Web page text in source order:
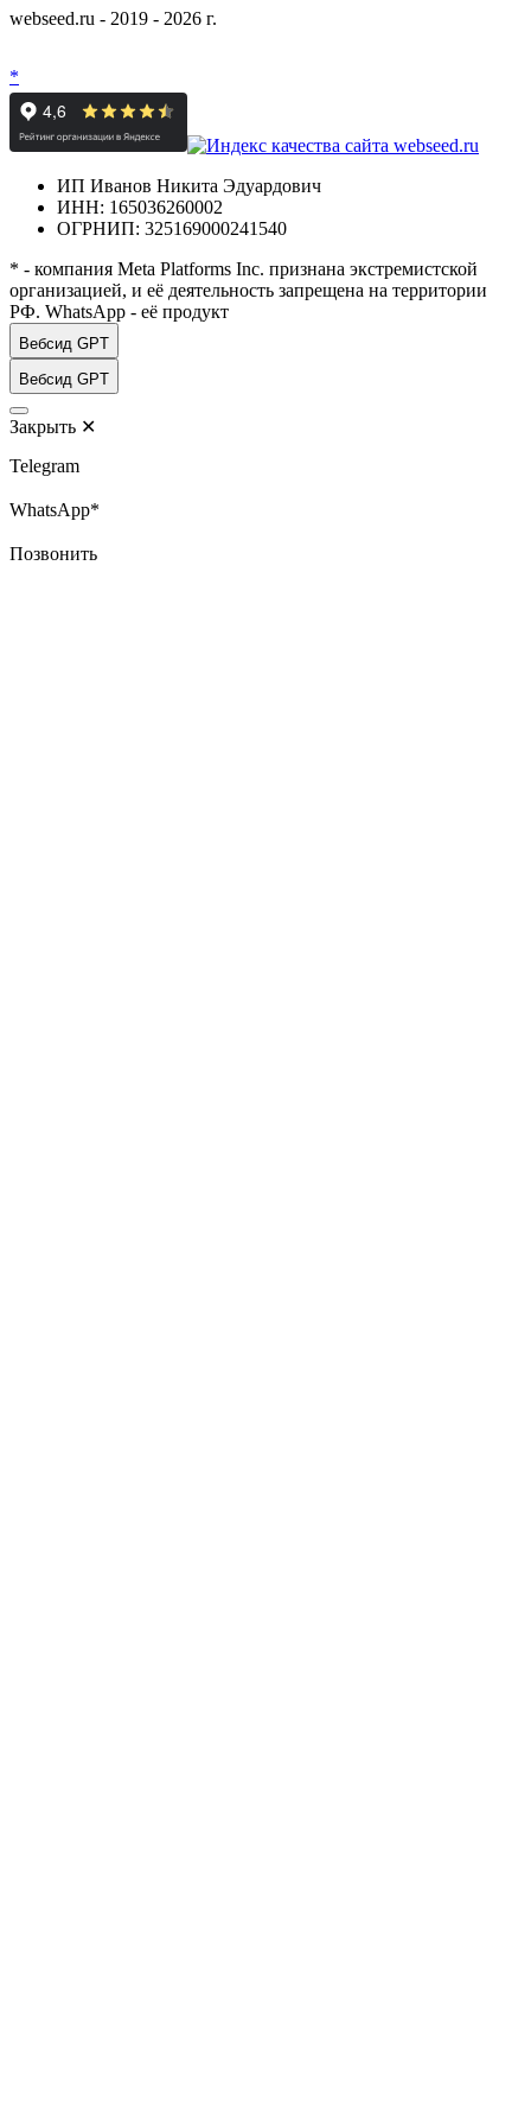
webseed.ru - 2019 - 2026 г.
*
ИП Иванов Никита Эдуардович
ИНН: 165036260002
ОГРНИП: 325169000241540
* - компания Meta Platforms Inc. признана экстремистской
организацией, и её деятельность запрещена на территории
РФ. WhatsApp - её продукт
Вебсид GPT
Вебсид GPT
Закрыть ✕
Telegram
WhatsApp*
Позвонить